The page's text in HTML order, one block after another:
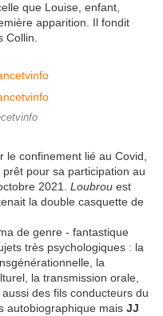
que Louise, enfant,
apparition. Il fondit
Collin.
le confinement lié au Covid,
pour sa participation au
2021. Loubrou est
tenait la double casquette de
de genre - fantastique
très psychologiques : la
la
la transmission orale,
des fils conducteurs du
autobiographique mais JJ